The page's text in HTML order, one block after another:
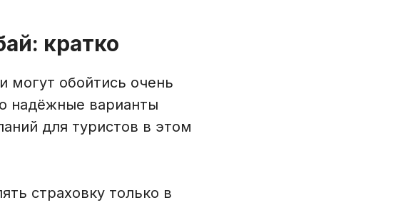
кратко
могут обойтись очень
надёжные варианты
для туристов в этом
страховку только в